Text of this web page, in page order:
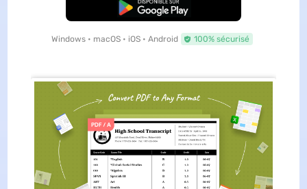
TÉLÉCHARGER
Windows • macOS • iOS • Android 100% sécurisé